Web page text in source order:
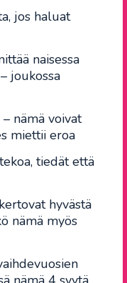
jos haluat
naisessa
joukossa
nämä voivat
miettii eroa
tiedät että
hyvästä
nämä myös